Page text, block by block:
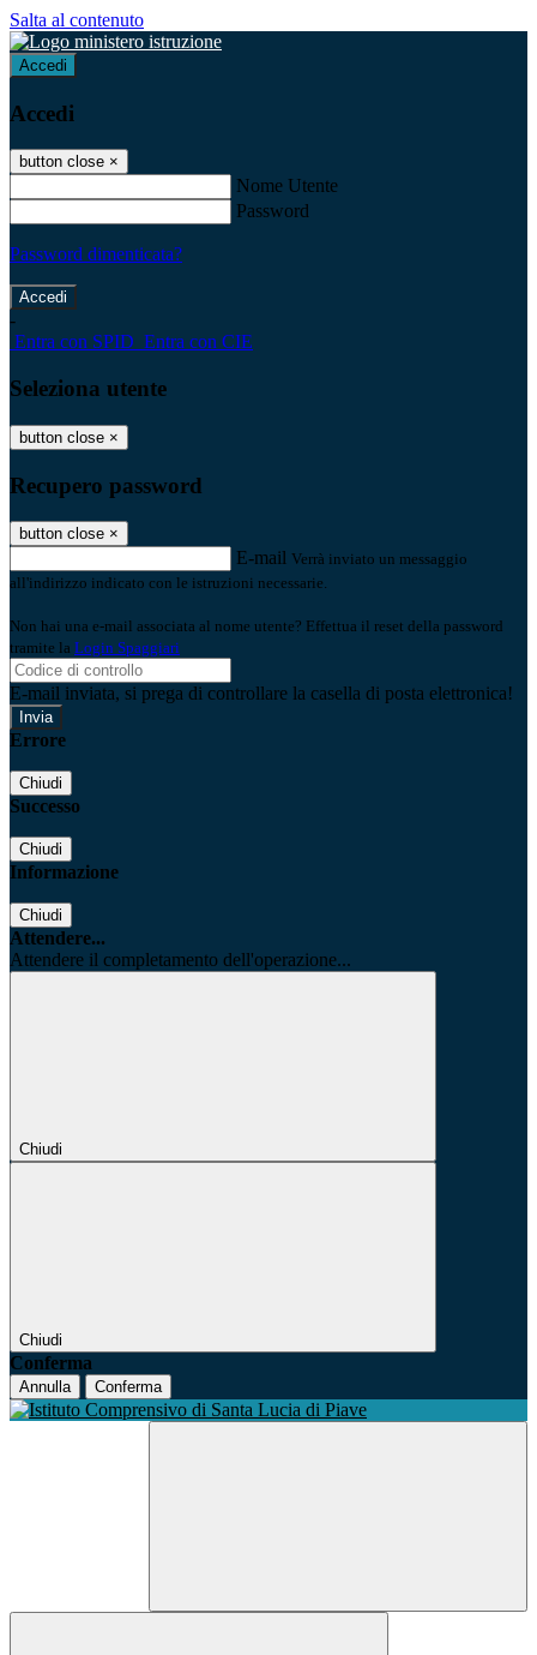
Salta al contenuto
Accedi
Accedi
button close ×
Nome Utente
Password
Password dimenticata?
-
Entra con SPID Entra con CIE
Seleziona utente
button close ×
Recupero password
button close ×
E-mail Verrà inviato un messaggio
all'indirizzo indicato con le istruzioni necessarie.
Non hai una e-mail associata al nome utente? Effettua il reset della password
tramite la Login Spaggiari
E-mail inviata, si prega di controllare la casella di posta elettronica!
Errore
Chiudi
Successo
Chiudi
Informazione
Chiudi
Attendere...
Attendere il completamento dell'operazione...
Chiudi
Chiudi
Conferma
Annulla Conferma